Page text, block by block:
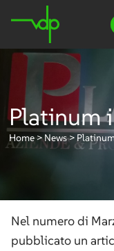
contenuto
Platinum
Home>News>
Nel numero di
pubblicato un